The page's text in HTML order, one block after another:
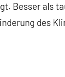
Besser als
des